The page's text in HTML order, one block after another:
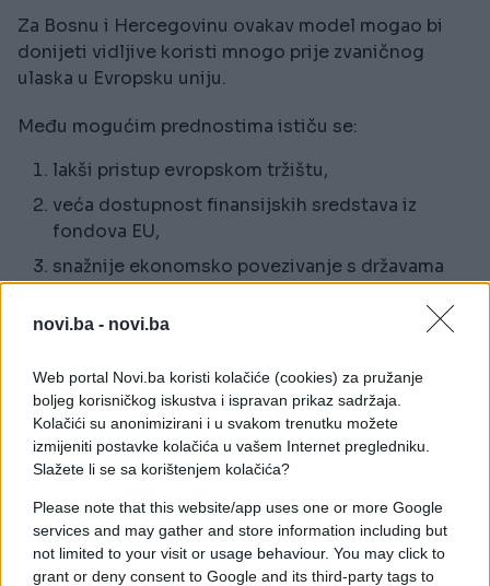
novi.ba - novi.ba
Web portal Novi.ba koristi kolačiće (cookies) za pružanje
boljeg korisničkog iskustva i ispravan prikaz sadržaja.
Kolačići su anonimizirani i u svakom trenutku možete
izmijeniti postavke kolačića u vašem Internet pregledniku.
Slažete li se sa korištenjem kolačića?
Please note that this website/app uses one or more Google
services and may gather and store information including but
not limited to your visit or usage behaviour. You may click to
grant or deny consent to Google and its third-party tags to
Za Bosnu i Hercegovinu ovakav model mogao bi
donijeti vidljive koristi mnogo prije zvaničnog
ulaska u Evropsku uniju.
Među mogućim prednostima ističu se:
lakši pristup evropskom tržištu,
veća dostupnost finansijskih sredstava iz
fondova EU,
snažnije ekonomsko povezivanje s državama
učešće predstavnika BiH u određenim
konkretne koristi za građane kroz postepeno
usvajanje evropskih standarda.
Prema mišljenju pojedinih diplomatskih izvora,
podsticaj ekonomskom razvoju zemlje koja već
godinama nastoji ostvariti ozbiljniji napredak na
evropskom putu.